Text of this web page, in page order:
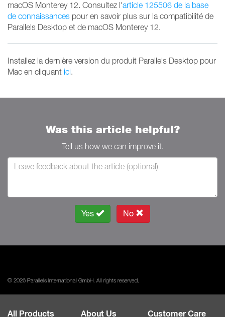
macOS Monterey 12. Consultez l'article 125506 de la base
de connaissances pour en savoir plus sur la compatibilité de
Parallels Desktop et de macOS Monterey 12.
Installez la dernière version du produit Parallels Desktop pour
Mac en cliquant ici.
Was this article helpful?
Tell us how we can improve it.
Yes No
© 2026 Parallels International GmbH. All rights reserved.
All Products About Us Customer Care